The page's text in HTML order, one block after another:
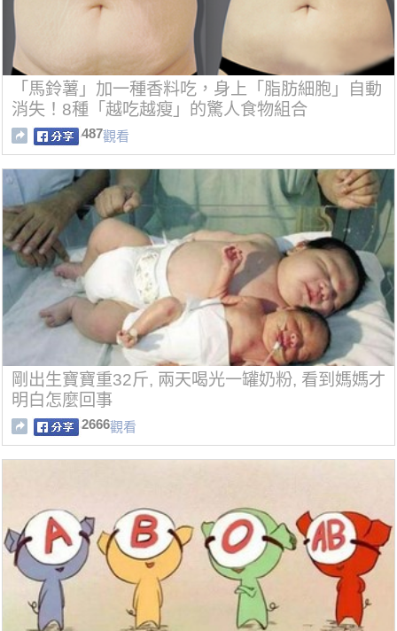
「馬鈴薯」加一種香料吃，身上「脂肪細胞」自動
消失！8種「越吃越瘦」的驚人食物組合
487觀看
剛出生寶寶重32斤, 兩天喝光一罐奶粉, 看到媽媽才
明白怎麼回事
2666觀看